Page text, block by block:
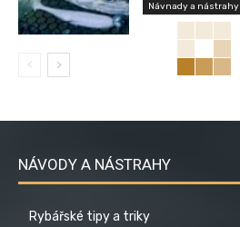
Návnady a nástrahy
NÁVODY A NÁSTRAHY
Rybářské tipy a triky